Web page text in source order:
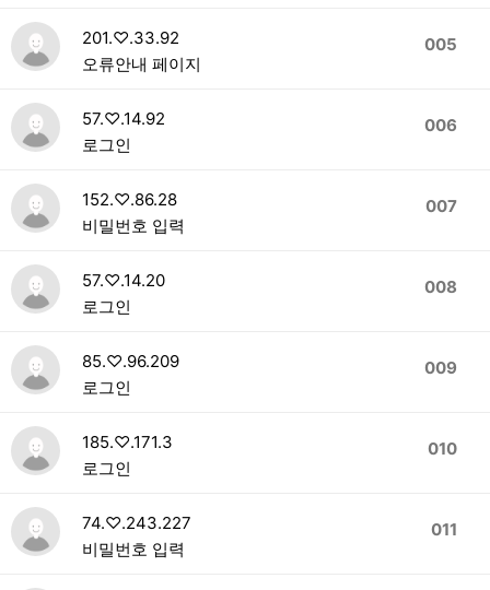
005
201.♡.33.92
오류안내 페이지
006
57.♡.14.92
로그인
007
152.♡.86.28
비밀번호 입력
008
57.♡.14.20
로그인
009
85.♡.96.209
로그인
010
185.♡.171.3
로그인
011
74.♡.243.227
비밀번호 입력